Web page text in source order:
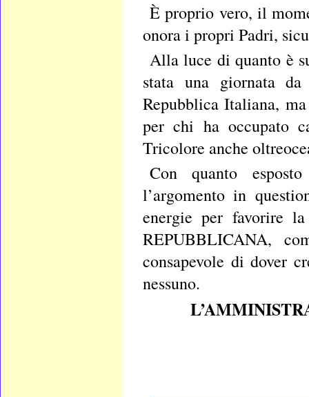
È proprio vero, il
onora i propri Padri,
Alla luce di quanto è
stata una giornata
Repubblica Italiana,
per chi ha occupato
Tricolore anche
Con quanto
l’argomento in
energie per favorire
REPUBBLICANA,
consapevole di dover
nessuno.